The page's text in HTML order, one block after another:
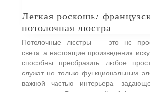
Легкая роскошь:
потолочная люстра
Потолочные люстры — это не
света, а настоящие произведения
способны преобразить любое
служат не только функциональным
важной частью интерьера,